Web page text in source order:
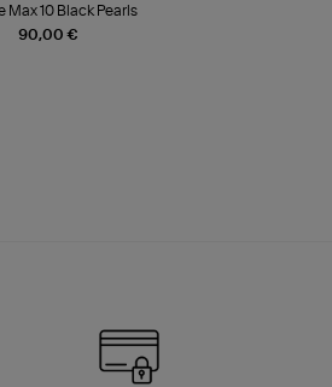
90,00 €
Max 10 Black Pearls